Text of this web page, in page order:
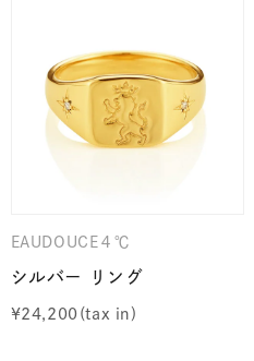
EAUDOUCE４℃
シルバー リング
¥24,200